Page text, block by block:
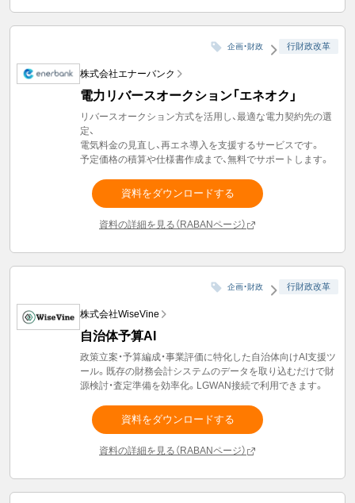
企画・財政 行財政改革
株式会社エナーバンク
電力リバースオークション「エネオク」
リバースオークション方式を活用し、最適な電力契約先の選
定、
電気料金の見直し、再エネ導入を支援するサービスです。
予定価格の積算や仕様書作成まで、無料でサポートします。
資料をダウンロードする
資料の詳細を見る（RABANページ）
企画・財政 行財政改革
株式会社WiseVine
自治体予算AI
政策立案・予算編成・事業評価に特化した自治体向けAI支援ツ
ール。既存の財務会計システムのデータを取り込むだけで財
源検討・査定準備を効率化。LGWAN接続で利用できます。
資料をダウンロードする
資料の詳細を見る（RABANページ）